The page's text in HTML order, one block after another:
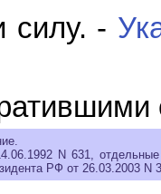
силу. -
N 631,
РФ от 26.03.2003 N